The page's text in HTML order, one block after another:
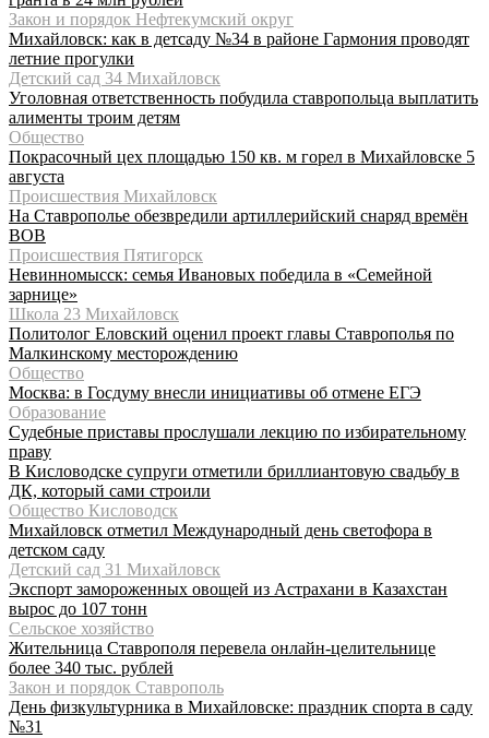
Закон и порядок Нефтекумский округ
Михайловск: как в детсаду №34 в районе Гармония проводят
летние прогулки
Детский сад 34 Михайловск
Уголовная ответственность побудила ставропольца выплатить
алименты троим детям
Общество
Покрасочный цех площадью 150 кв. м горел в Михайловске 5
августа
Происшествия Михайловск
На Ставрополье обезвредили артиллерийский снаряд времён
ВОВ
Происшествия Пятигорск
Невинномысск: семья Ивановых победила в «Семейной
зарнице»
Школа 23 Михайловск
Политолог Еловский оценил проект главы Ставрополья по
Малкинскому месторождению
Общество
Москва: в Госдуму внесли инициативы об отмене ЕГЭ
Образование
Судебные приставы прослушали лекцию по избирательному
праву
В Кисловодске супруги отметили бриллиантовую свадьбу в
ДК, который сами строили
Общество Кисловодск
Михайловск отметил Международный день светофора в
детском саду
Детский сад 31 Михайловск
Экспорт замороженных овощей из Астрахани в Казахстан
вырос до 107 тонн
Сельское хозяйство
Жительница Ставрополя перевела онлайн-целительнице
более 340 тыс. рублей
Закон и порядок Ставрополь
День физкультурника в Михайловске: праздник спорта в саду
№31